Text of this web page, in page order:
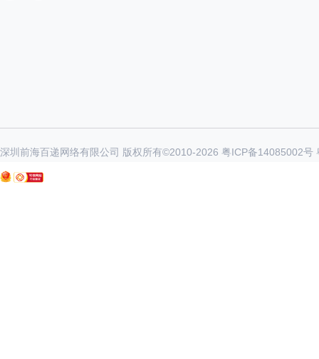
深圳前海百递网络有限公司 版权所有©2010-2026 粤ICP备14085002号